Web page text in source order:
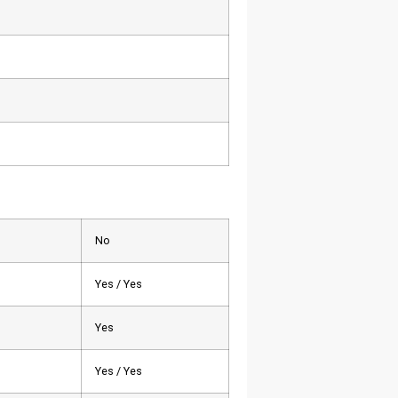
No
Yes / Yes
Yes
Yes / Yes